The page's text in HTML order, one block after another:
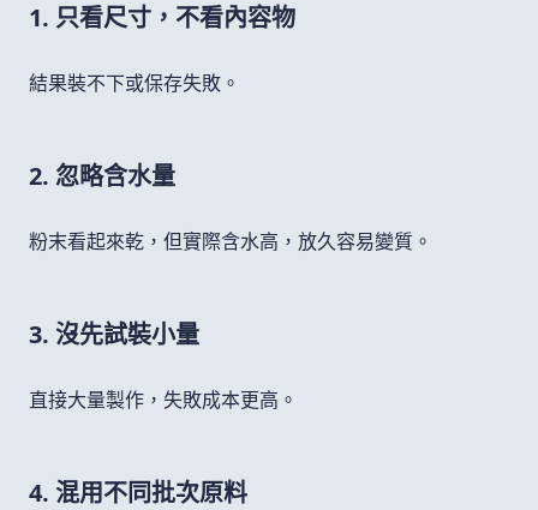
1. 只看尺寸，不看內容物
結果裝不下或保存失敗。
2. 忽略含水量
粉末看起來乾，但實際含水高，放久容易變質。
3. 沒先試裝小量
直接大量製作，失敗成本更高。
4. 混用不同批次原料